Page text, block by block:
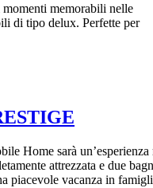
momenti memorabili nelle
di tipo delux. Perfette per
Home sarà
attrezzata e due
piacevole vacanza in